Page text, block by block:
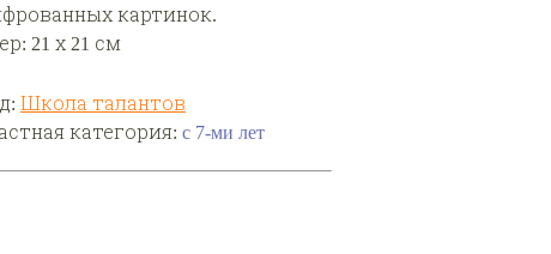
картинок.
21 х 21 см
Школа талантов
категория: с 7-ми лет